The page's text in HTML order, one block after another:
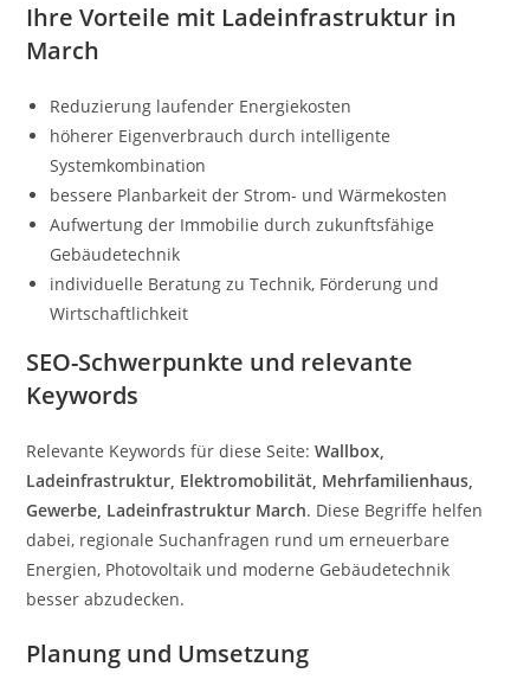
Ihre Vorteile mit Ladeinfrastruktur in
March
Reduzierung laufender Energiekosten
höherer Eigenverbrauch durch intelligente
Systemkombination
bessere Planbarkeit der Strom- und Wärmekosten
Aufwertung der Immobilie durch zukunftsfähige
Gebäudetechnik
individuelle Beratung zu Technik, Förderung und
Wirtschaftlichkeit
SEO-Schwerpunkte und relevante
Keywords
Relevante Keywords für diese Seite:Wallbox,
Ladeinfrastruktur, Elektromobilität, Mehrfamilienhaus,
Gewerbe, Ladeinfrastruktur March. Diese Begriffe helfen
dabei, regionale Suchanfragen rund um erneuerbare
Energien, Photovoltaik und moderne Gebäudetechnik
besser abzudecken.
Planung und Umsetzung